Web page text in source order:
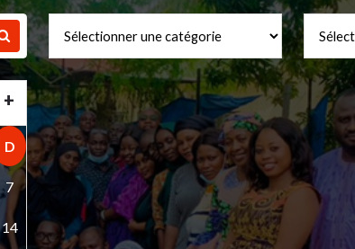
Categories Archives
D
7
14